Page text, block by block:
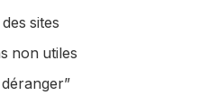
sites
non utiles